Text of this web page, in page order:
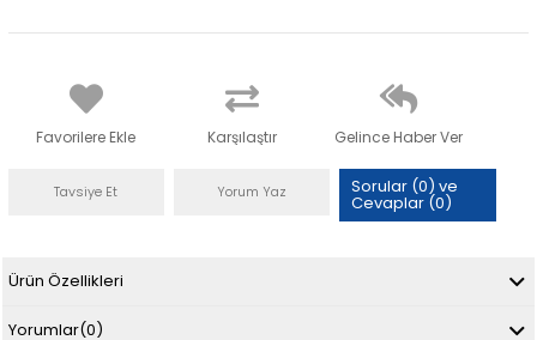
Favorilere Ekle Karşılaştır Gelince Haber Ver
Tavsiye Et Yorum Yaz Sorular (0) ve
Cevaplar (0)
Ürün Özellikleri
Yorumlar(0)